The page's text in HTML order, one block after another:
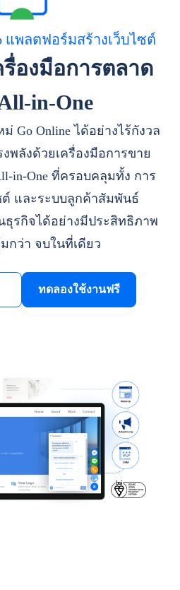
แพลตฟอร์มสร้างเว็บไซต์
องมือการตลาด
in-One
Go Online ได้อย่างไร้กังวล
งพลังด้วยเครื่องมือการขาย
in-One ที่ครอบคลุมทั้ง การ
และระบบลูกค้าสัมพันธ์
รกิจได้อย่างมีประสิทธิภาพ
กว่า จบในที่เดียว
ทดลองใช้งานฟรี